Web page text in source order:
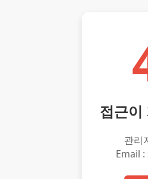
접근이
관리
Email